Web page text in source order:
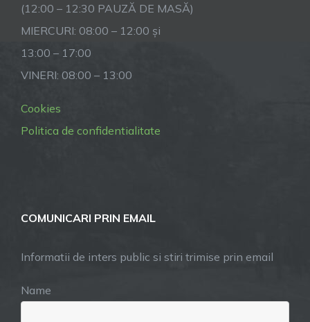
(12:00 – 12:30 PAUZĂ DE MASĂ)
MIERCURI: 08:00 – 12:00 și
13:00 – 17:00
VINERI: 08:00 – 13:00
Cookies
Politica de confidentialitate
COMUNICARI PRIN EMAIL
Informatii de inters public si stiri trimise prin email
Name